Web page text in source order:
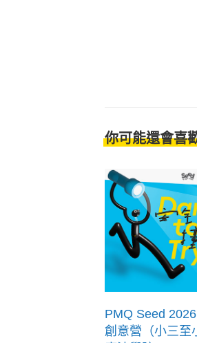
你可能還會喜
PMQ Seed
創意營（小三至